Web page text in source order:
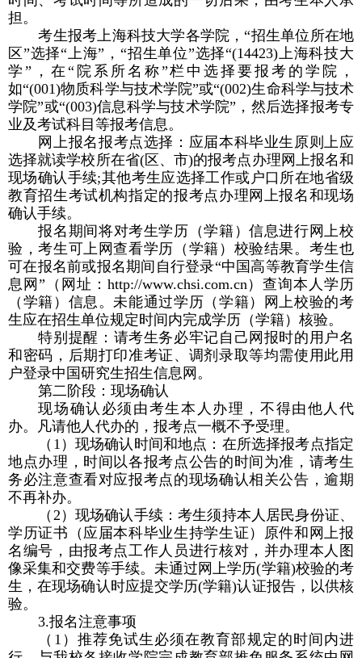
担。
考生报考上海科技大学各学院，“招生单位所在地
区”选择“上海”，“招生单位”选择“(14423) 上海科技大
学”，在“院系所名称”栏中选择要报考的学院，
如“(001)物质科学与技术学院”或“(002)生命科学与技术
学院”或“(003)信息科学与技术学院”，然后选择报考专
业及考试科目等报考信息。
网上报名报考点选择：应届本科毕业生原则上应
选择就读学校所在省(区、市)的报考点办理网上报名和
现场确认手续;其他考生应选择工作或户口所在地省级
教育招生考试机构指定的报考点办理网上报名和现场
确认手续。
报名期间将对考生学历（学籍）信息进行网上校
验，考生可上网查看学历（学籍）校验结果。考生也
可在报名前或报名期间自行登录“中国高等教育学生信
息网”（网址： http://www.chsi.com.cn ）查询本人学历
（学籍）信息。未能通过学历（学籍）网上校验的考
生应在招生单位规定时间内完成学历（学籍）核验。
特别提醒：请考生务必牢记自己网报时的用户名
和密码，后期打印准考证、调剂录取等均需使用此用
户登录中国研究生招生信息网。
第二阶段：现场确认
现场确认必须由考生本人办理，不得由他人代
办。凡请他人代办的，报考点一概不予受理。
（ 1 ）现场确认时间和地点：在所选择报考点指定
地点办理，时间以各报考点公告的时间为准，请考生
务必注意查看对应报考点的现场确认相关公告，逾期
不再补办。
（ 2 ）现场确认手续：考生须持本人居民身份证、
学历证书（应届本科毕业生持学生证）原件和网上报
名编号，由报考点工作人员进行核对，并办理本人图
像采集和交费等手续。未通过网上学历(学籍)校验的考
生，在现场确认时应提交学历(学籍)认证报告，以供核
验。
3.报名注意事项
（ 1 ）推荐免试生必须在教育部规定的时间内进